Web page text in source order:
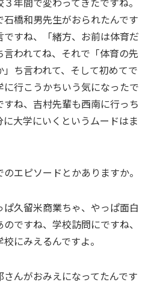
橋和男先生がおられたんです
すね、「緒方、お前は体育だ
言われてね、それで「体育の先
ち言われて、そして初めてで
行こうかちいう気になったで
ね、吉村先輩も西南に行っち
大学にいくというムードはま
エピソードとかありますか。
久留米商業ちゃ、やっぱ面白
ですね、学校訪問にですね、
にみえるんですよ。
んがおみえになってたんです